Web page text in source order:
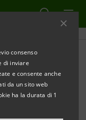
consenso
di inviare
e consente anche
da un sito web
ha la durata di 1